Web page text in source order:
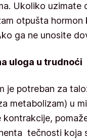
Ukoliko uzimate
otpušta hormon
ga ne unosite
uloga u trudnoći
je potreban za
metabolizam) u
kontrakcije,
tečnosti koja